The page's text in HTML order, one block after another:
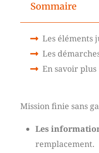
Sommaire
Les éléments
Les
En savoir plus
Mission finie sans
Les
remplacement.